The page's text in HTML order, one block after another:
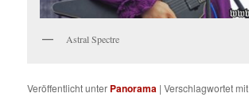
Astral Spectre
Veröffentlicht unter Panorama |Verschlagwortet mit